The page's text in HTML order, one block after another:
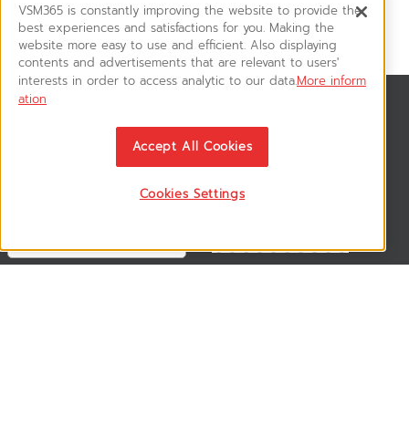
สมัครรับข่าวสาร
ติดตามอัพเดทข่าวสาร, โปรโมชั่น, สินค้าราคาพิเศษ ได้ก่อนใคร
VSM365 is constantly improving the website to provide the
best experiences and satisfactions for you. Making the
website more easy to use and efficient. Also displaying
contents and advertisements that are relevant to users'
interests in order to access analytic to our data.More inform
ation
Accept All Cookies
Cookies Settings